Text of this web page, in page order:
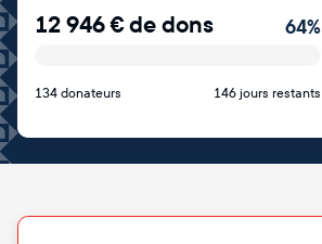
12 946€de dons 64%
134 donateurs 146 jours restants